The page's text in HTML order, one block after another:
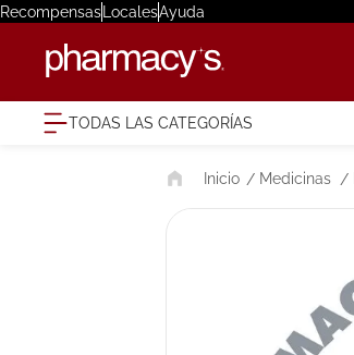
RecompensasLocalesAyuda
TODAS LAS CATEGORÍAS
Medicinas